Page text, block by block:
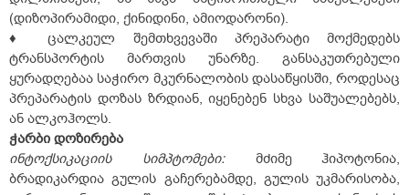
(დიზოპირამიდი, ქინიდინი, ამიოდარონი).
♦ ცალკეულ შემთხვევაში პრეპარატი მოქმედებს
ტრანსპორტის მართვის უნარზე. განსაკუთრებული
ყურადღებაა საჭირო მკურნალობის დასაწყისში, როდესაც
პრეპარატის დოზას ზრდიან, იყენებენ სხვა საშუალებებს,
ან ალკოჰოლს.
ჭარბი დოზირება
ინტოქსიკაციის
სიმპტომები: მძიმე ჰიპოტონია,
ბრადიკარდია გულის გაჩერებამდე, გულის უკმარისობა,